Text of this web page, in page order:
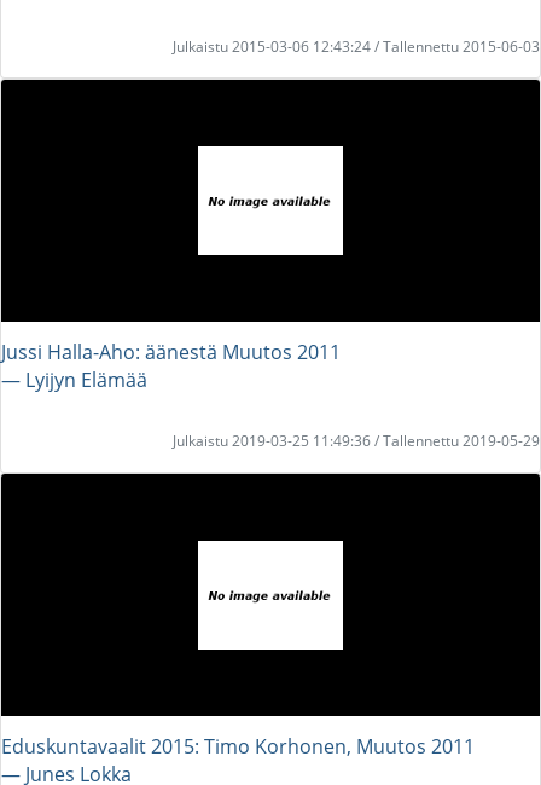
Julkaistu 2015-03-06 12:43:24 / Tallennettu 2015-06-03
Jussi Halla-Aho: äänestä Muutos 2011
― Lyijyn Elämää
Julkaistu 2019-03-25 11:49:36 / Tallennettu 2019-05-29
Eduskuntavaalit 2015: Timo Korhonen, Muutos 2011
― Junes Lokka